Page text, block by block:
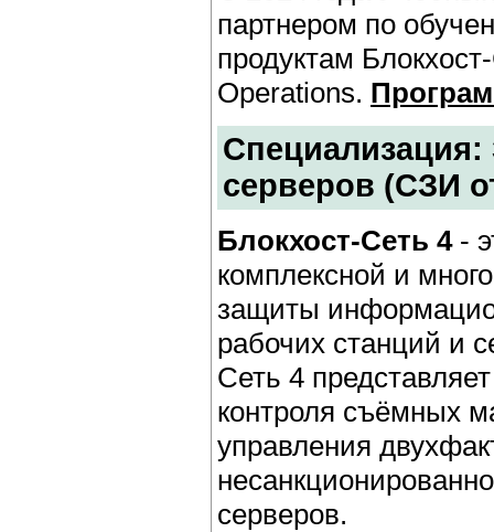
партнером по
продуктам
Operations.
Специализация:
серверов (СЗИ
Блокхост-Сеть 4-
комплексной и
защиты
рабочих станций и
Сеть 4
контроля съёмных
управления
серверов.